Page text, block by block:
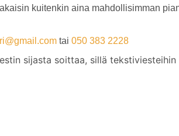
kuitenkin aina mahdollisimman
tai 050 383 2228
sijasta soittaa, sillä